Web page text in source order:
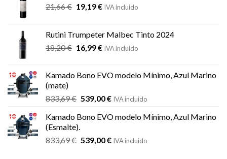
21,66€ El
era:
21,66 €.
19,19€El
es:
19,19 €.
IVA incluido
Rutini Trumpeter Malbec Tinto 2024
18,20€ El
era:
16,99€El
es:
IVA incluido
Kamado Bono EVO modelo Mínimo, Azul Marino
(mate)
833,69€ El
original
era:
833,69 €.
539,00€El
actual
539,00 €.
IVA incluido
Kamado Bono EVO modelo Mínimo, Azul Marino
(Esmalte).
833,69€ El
539,00€ElIVA incluido